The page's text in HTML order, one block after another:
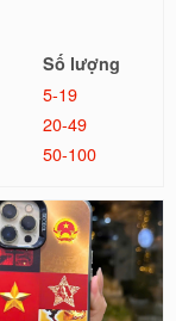
Số lượng
5-19
20-49
50-100